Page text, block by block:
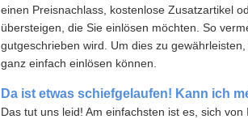
einen Preisnachlass, kostenlose Zusatzartikel
übersteigen, die Sie einlösen möchten. So
gutgeschrieben wird. Um dies zu
ganz einfach einlösen können.
Da ist etwas schiefgelaufen! Kann ich
Das tut uns leid! Am einfachsten ist es, sich